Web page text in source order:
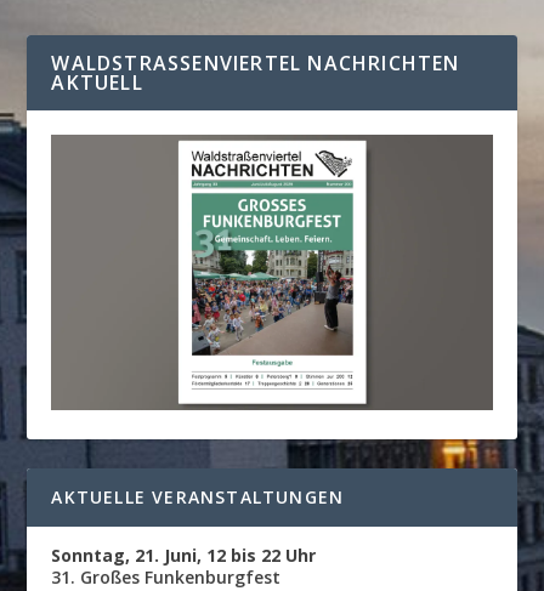
WALDSTRASSENVIERTEL NACHRICHTEN A
KTUELL
AKTUELLE VERANSTALTUNGEN
Sonntag, 21. Juni, 12 bis 22 Uhr
31. Großes Funkenburgfest